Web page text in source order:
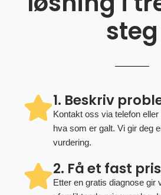
steg
1. Beskriv
Kontakt oss via telefon
hva som er galt. Vi gir deg
vurdering.
2. Få et fast
Etter en gratis diagnose gir